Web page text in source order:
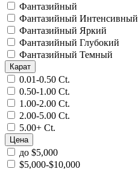
Фантазийный
Фантазийный Интенсивный
Фантазийный Яркий
Фантазийный Глубокий
Фантазийный Темный
Карат
0.01-0.50 Ct.
0.50-1.00 Ct.
1.00-2.00 Ct.
2.00-5.00 Ct.
5.00+ Ct.
Цена
до $5,000
$5,000-$10,000